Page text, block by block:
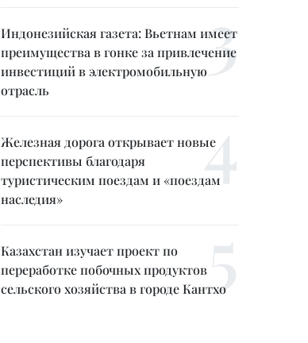
Индонезийская газета: Вьетнам имеет
преимущества в гонке за привлечение
инвестиций в электромобильную
отрасль
Железная дорога открывает новые
перспективы благодаря
туристическим поездам и «поездам
наследия»
Казахстан изучает проект по
переработке побочных продуктов
сельского хозяйства в городе Кантхо